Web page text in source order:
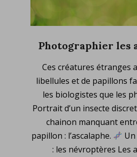
Photographier les
11
Ces créatures étranges
libellules et de papillons
les biologistes que les
Portrait d’un insecte
chainon manquant
papillon : l’ascalaphe.
: les névroptères Les